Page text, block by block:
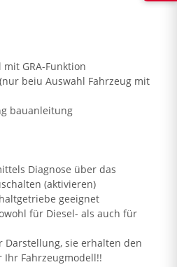
GRA-Funktion
beiu Auswahl Fahrzeug mit
bauanleitung
Diagnose über das
(aktivieren)
geeignet
für Diesel- als auch für
sie erhalten den
Ihr Fahrzeugmodell!!